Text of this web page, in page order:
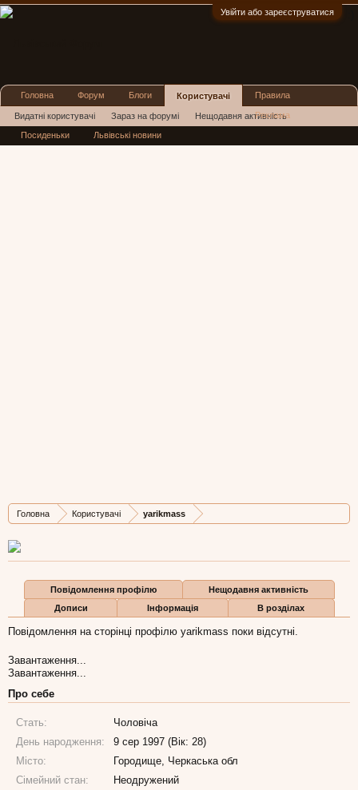
Увійти або зареєструватися
Головна Користувачі yarikmass
Дописів
1
Карма
0
Бали
1
Повідомлення профілю
Нещодавня активність
Дописи
Інформація В розділах
Повідомлення на сторінці профілю yarikmass поки відсутні.
Завантаження...
Завантаження...
Про себе
Стать:
Чоловіча
День народження:
9 сер 1997 (Вік: 28)
Місто:
Городище, Черкаська обл
Сімейний стан:
Неодружений
Головна Форум Блоги Користувачі
Видатні користувачі Зараз на форумі Нещодавня активність
Нові повідомлення профілю
Правила
Реклама
Посиденьки Львівські новини